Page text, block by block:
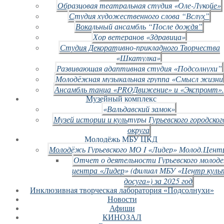
Образцовая театральная студия «Оле-Лукойе»
Студия художественного слова “Вслух”
Вокальный ансамбль “После дождя”
Хор ветеранов «Здравица»
Студия Декоративно-прикладного Творчества
«Шкатулка»
Развивающая адаптивная студия «Подсолнухи”
Молодёжная музыкальная группа «Смысл жизни
Ансамбль танца «PROДвижение» и «Экспромт».
Музейный комплекс
«Вальдавский замок»
Музей истории и культуры Гурьевского
округа
Молодёжь МБУ ЦКД
Молодёжь Гурьевского МО I «Лидер»
Отчет о деятельности Гурьевского
центра «Лидер» (филиал МБУ «Центр
досуга») за 2025 год
Инклюзивная творческая лаборатория «Подсолнухи»
Новости
Афиши
КИНОЗАЛ